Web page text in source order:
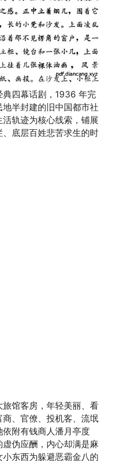
典四幕话剧，1936 年完
半封建的旧中国都市社
轨迹为核心线索，铺展
底层百姓悲苦求生的时
馆客房，年轻美丽、看
、官僚、投机客、流氓
附有钱商人潘月亭度
伪应酬，内心却满是麻
东西为躲避恶霸金八的